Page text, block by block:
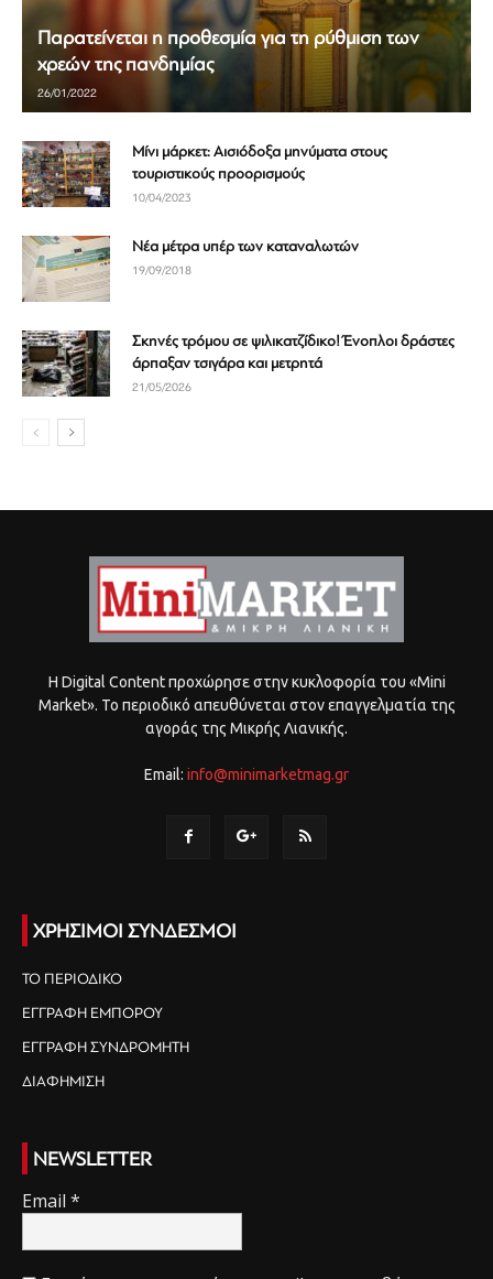
Παρατείνεται η προθεσμία για τη ρύθμιση των
χρεών της πανδημίας
26/01/2022
Μίνι μάρκετ: Αισιόδοξα μηνύματα στους
τουριστικούς προορισμούς
10/04/2023
Νέα μέτρα υπέρ των καταναλωτών
19/09/2018
Σκηνές τρόμου σε ψιλικατζίδικο! Ένοπλοι δράστες
άρπαξαν τσιγάρα και μετρητά
21/05/2026
Η Digital Content προχώρησε στην κυκλοφορία του «Mini
Market». Το περιοδικό απευθύνεται στον επαγγελματία της
αγοράς της Μικρής Λιανικής.
Email: info@minimarketmag.gr
ΧΡΗΣΙΜΟΙ ΣΥΝΔΕΣΜΟΙ
ΤΟ ΠΕΡΙΟΔΙΚΟ
ΕΓΓΡΑΦΗ ΕΜΠΟΡΟΥ
ΕΓΓΡΑΦΗ ΣΥΝΔΡΟΜΗΤΗ
ΔΙΑΦΗΜΙΣΗ
NEWSLETTER
Email *